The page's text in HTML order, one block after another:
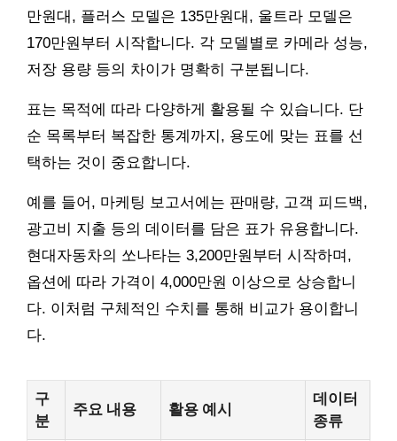
만원대, 플러스 모델은 135만원대, 울트라 모델은
170만원부터 시작합니다. 각 모델별로 카메라 성능,
저장 용량 등의 차이가 명확히 구분됩니다.
표는 목적에 따라 다양하게 활용될 수 있습니다. 단
순 목록부터 복잡한 통계까지, 용도에 맞는 표를 선
택하는 것이 중요합니다.
예를 들어, 마케팅 보고서에는 판매량, 고객 피드백,
광고비 지출 등의 데이터를 담은 표가 유용합니다.
현대자동차의 쏘나타는 3,200만원부터 시작하며,
옵션에 따라 가격이 4,000만원 이상으로 상승합니
다. 이처럼 구체적인 수치를 통해 비교가 용이합니
다.
구
분
주요 내용 활용 예시
데이터
종류